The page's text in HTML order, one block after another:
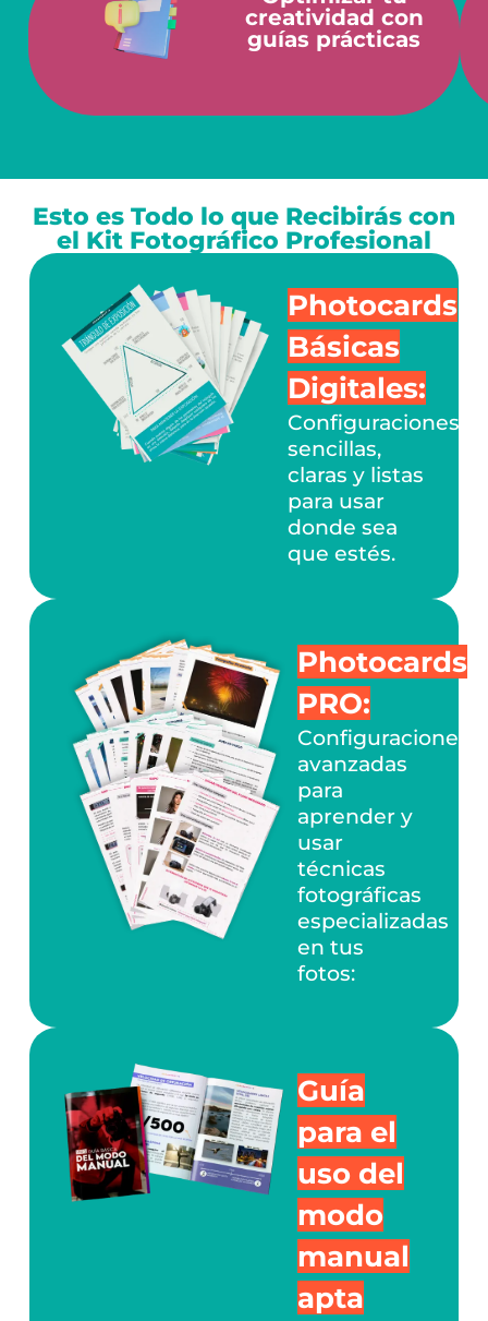
creatividad con
guías prácticas
Esto es Todo lo que Recibirás con
el Kit Fotográfico Profesional
Photocards
Básicas
Digitales:
Configuraciones
sencillas,
claras y listas
para usar
donde sea
que estés.
Photocards
PRO:
Configuraciones
avanzadas
para
aprender y
usar
técnicas
fotográficas
especializadas
en tus
fotos:
Guía
para el
uso del
modo
manual
apta